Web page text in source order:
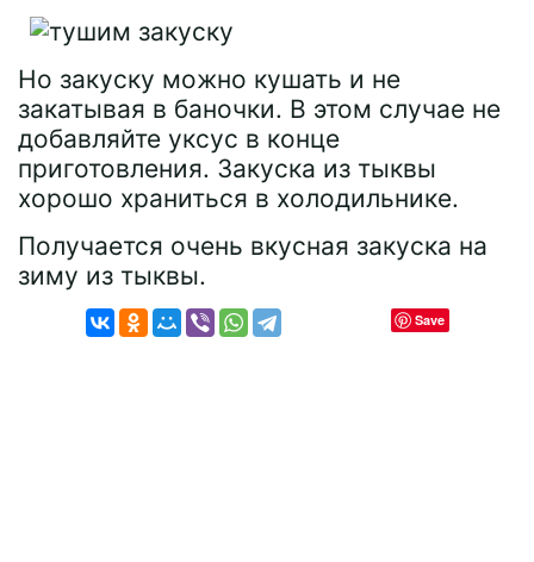
Но закуску можно кушать и не
закатывая в баночки. В этом случае не
добавляйте уксус в конце
приготовления. Закуска из тыквы
хорошо храниться в холодильнике.
Получается очень вкусная закуска на
зиму из тыквы.
Save